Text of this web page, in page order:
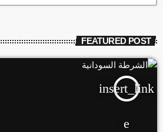
FEATURED POST
insert_link